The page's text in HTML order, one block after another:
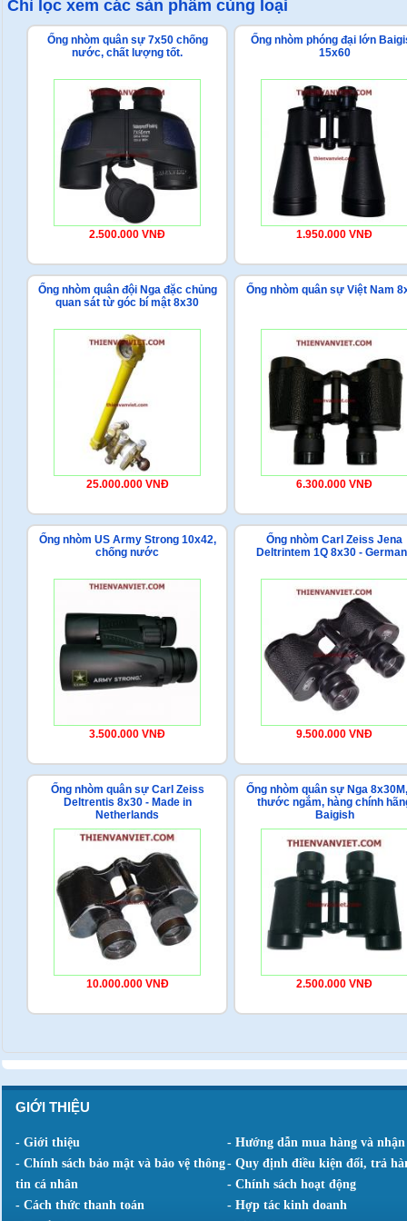
Chỉ lọc xem các sản phẩm cùng loại
Ống nhòm quân sự 7x50 chống
nước, chất lượng tốt.
2.500.000 VNĐ
Ống nhòm phóng đại lớn
15x60
1.950.000 VNĐ
Ống nhòm quân đội Nga đặc chủng
quan sát từ góc bí mật 8x30
25.000.000 VNĐ
Ống nhòm quân sự Việt Nam
6.300.000 VNĐ
Ống nhòm US Army Strong 10x42,
chống nước
3.500.000 VNĐ
Ống nhòm Carl Zeiss Jena
Deltrintem 1Q 8x30 -
9.500.000 VNĐ
Ống nhòm quân sự Carl Zeiss
Deltrentis 8x30 - Made in
Netherlands
10.000.000 VNĐ
Ống nhòm quân sự Nga
thước ngắm, hàng chính
Baigish
2.500.000 VNĐ
GIỚI THIỆU
- Giới thiệu
- Hướng dẫn mua hàng và
- Chính sách bảo mật và bảo vệ thông
tin cá nhân
- Quy định điều kiện đổi, trả
- Chính sách hoạt động
- Cách thức thanh toán
- Hợp tác kinh doanh